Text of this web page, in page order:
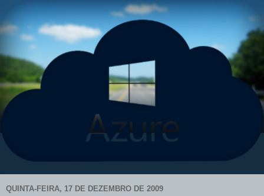
QUINTA-FEIRA, 17 DE DEZEMBRO DE 2009